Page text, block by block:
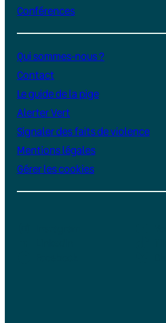
Conférences
Qui sommes-nous ?
Contact
Le guide de la pige
Alerter Vert
Signaler des faits de violence
Mentions légales
Gérer les cookies